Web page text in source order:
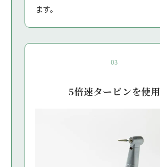
ます。
03
5倍速タービンを使用